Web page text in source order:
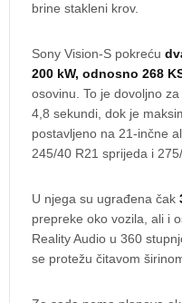
brine stakleni krov.
Sony Vision-S pokreću
200 kW, odnosno 268
osovinu. To je dovoljno
4,8 sekundi, dok je
postavljeno na 21-inčne
245/40 R21 sprijeda i
U njega su ugrađena čak
prepreke oko vozila, ali i
Reality Audio u 360
se protežu čitavom